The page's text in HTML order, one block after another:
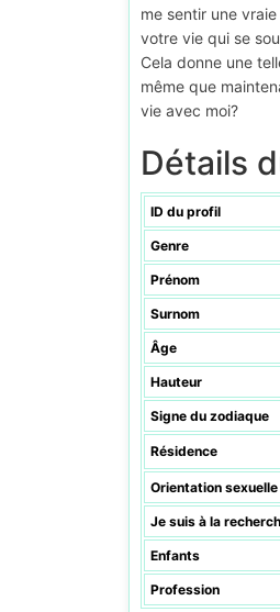
me sentir une
votre vie qui se
Cela donne une
même que
vie avec moi?
Détails
ID du profil
Genre
Prénom
Surnom
Âge
Hauteur
Signe du zodiaque
Résidence
Orientation sexuelle
Je suis à la
Enfants
Profession